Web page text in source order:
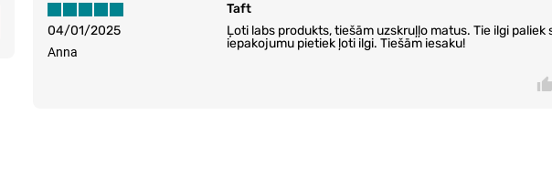
04/01/2025
Taft
Ļoti labs produkts, tiešām uzskruļļo matus. Tie ilgi paliek
iepakojumu pietiek ļoti ilgi. Tiešām iesaku!
Anna